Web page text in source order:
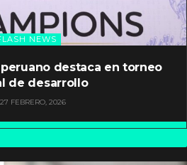
NEWS
destaca en torneo
de desarrollo
27 FEBRERO, 2026